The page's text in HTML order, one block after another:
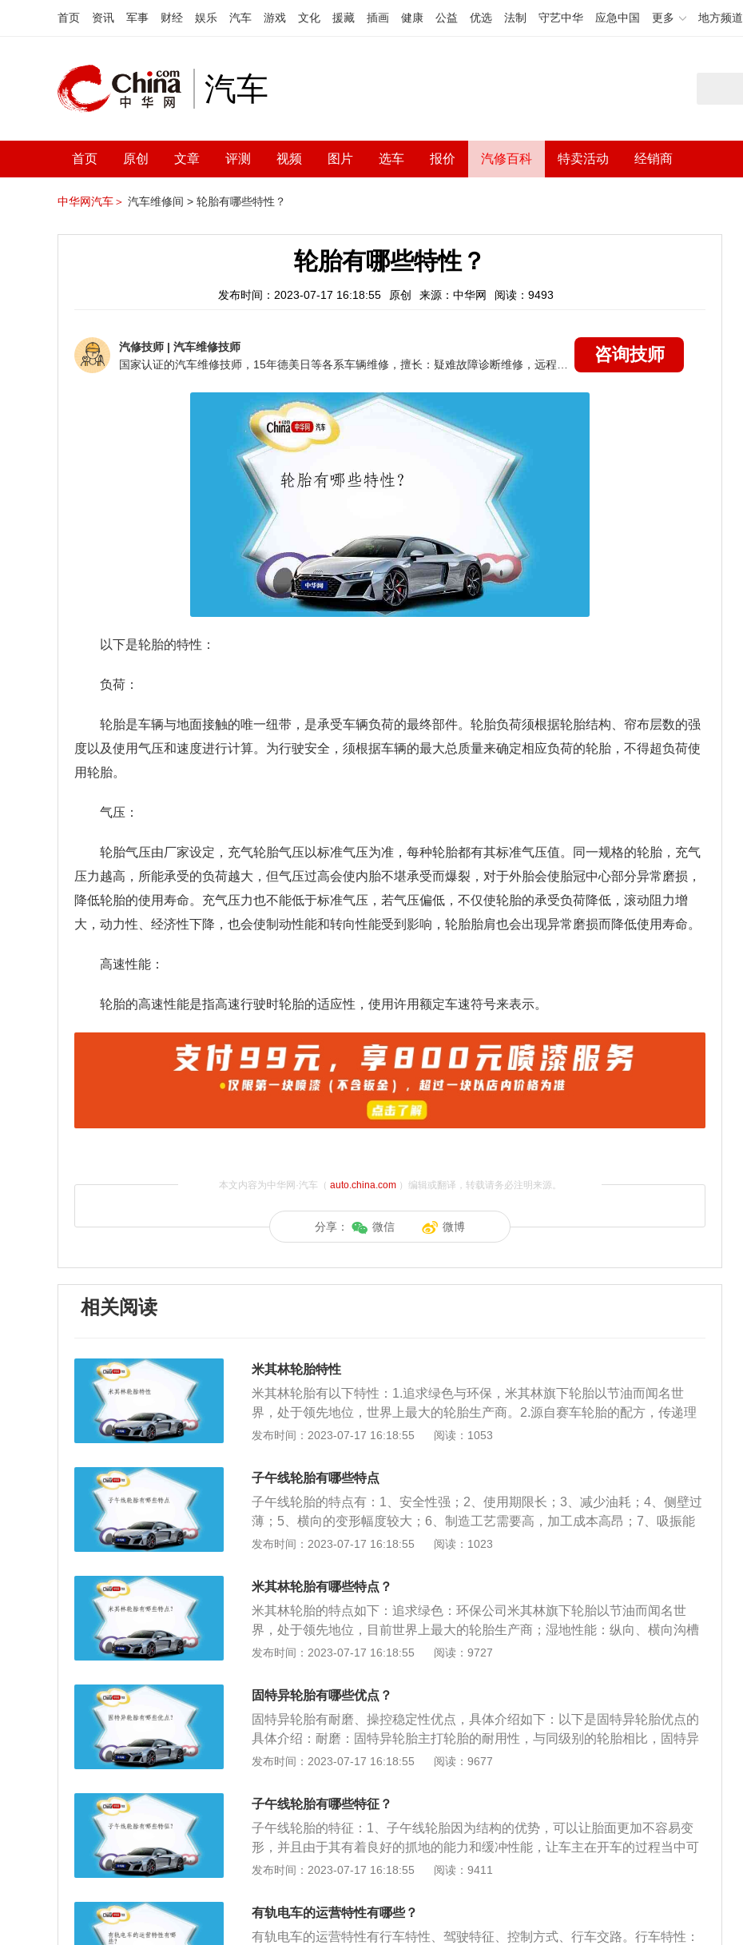
首页 资讯 军事 财经 娱乐 汽车 游戏 文化 援藏 插画 健康 公益 优选 法制 守艺中华 应急中国 更多 地方频道
汽车
首页 原创 文章 评测 视频 图片 选车 报价 汽修百科 特卖活动 经销商
中华网汽车＞ 汽车维修间 > 轮胎有哪些特性？
轮胎有哪些特性？
发布时间：2023-07-17 16:18:55 原创 来源：中华网 阅读：9493
汽修技师 | 汽车维修技师
咨询技师
以下是轮胎的特性：
负荷：
轮胎是车辆与地面接触的唯一纽带，是承受车辆负荷的最终部件。轮胎负荷须根据轮胎结构、帘布层数的强
度以及使用气压和速度进行计算。为行驶安全，须根据车辆的最大总质量来确定相应负荷的轮胎，不得超负荷使
用轮胎。
气压：
轮胎气压由厂家设定，充气轮胎气压以标准气压为准，每种轮胎都有其标准气压值。同一规格的轮胎，充气
压力越高，所能承受的负荷越大，但气压过高会使内胎不堪承受而爆裂，对于外胎会使胎冠中心部分异常磨损，
降低轮胎的使用寿命。充气压力也不能低于标准气压，若气压偏低，不仅使轮胎的承受负荷降低，滚动阻力增
大，动力性、经济性下降，也会使制动性能和转向性能受到影响，轮胎胎肩也会出现异常磨损而降低使用寿命。
高速性能：
轮胎的高速性能是指高速行驶时轮胎的适应性，使用许用额定车速符号来表示。
本文内容为中华网·汽车（ auto.china.com）编辑或翻译，转载请务必注明来源。
分享： 微信 微博
相关阅读
米其林轮胎特性
米其林轮胎有以下特性：1.追求绿色与环保，米其林旗下轮胎以节油而闻名世
界，处于领先地位，世界上最大的轮胎生产商。2.源自赛车轮胎的配方，传递理
想的抓地力，轮胎抓住地面，为驾驶者提供快速、及时的操控感受。轮胎达到工
能，纵向、横向沟槽相互贯通提高排水效率，带来出色的湿地抓地力。4.更舒适
全新先进的胶料配方使其具有更佳的吸振功能，不同的花纹块大小组合设计，令
驾乘更舒适。5.优化的胎面花纹块设计有效降低噪音带来宁静顺畅的驾乘感受，
带来理想的宁静性与舒适。6.优化的胎唇区域设计，更大的橡胶接地面积，使轮
胎接地面压力分布更加平均，以此获得更佳的稳定性。7.外侧胎肩区域宽大的花
向的沟槽可以快速将积水排出，始终保证胎面拥有足够的抓地力。8.当轮胎的磨
损比较严重的时候，虽然性能会明显下降，但破胎或是橡胶严重脱落的情况比较
少见。耐用性好。汽车的轮胎是汽车最重要的部件之一，轮胎的好坏直接影响行
一般来说静音舒适更适合家用，这种轮胎也相对比较省油。反之运动性胎一般抓
发布时间：2023-07-17 16:18:55 阅读：1053
子午线轮胎有哪些特点
子午线轮胎的特点有：1、安全性强；2、使用期限长；3、减少油耗；4、侧壁过
薄；5、横向的变形幅度较大；6、制造工艺需要高，加工成本高昂；7、吸振能
力差弱，胎面易于产生很大噪音。子午线轮胎优点：1、子午线轮胎，因为结构
力和缓冲特性，让车主在开车的过程之中，可以得到一种更好更稳定的体验；
2、因为它的径向弹性较为大，所以它的缓冲特性也比较好，负荷能力也相对较
为大。表冠设置钢带层，不易被尖锐物刺穿。总体而言。比普通轮胎的使用时间
高三成以上；3、其结构设计极大降低了行驶过程中车辆接到的滚动阻力，所以
可以大幅度减少燃料的消耗，燃油经济性大大提高。子午线轮胎是轮胎的一种结
R，俗称为钢丝轮胎。
发布时间：2023-07-17 16:18:55 阅读：1023
米其林轮胎有哪些特点？
米其林轮胎的特点如下：追求绿色：环保公司米其林旗下轮胎以节油而闻名世
界，处于领先地位，目前世界上最大的轮胎生产商；湿地性能：纵向、横向沟槽
相互贯通提高排水效率，带来出色的湿地抓地力；吸振功能：更舒适全新先进的
适；稳定性好：优化的胎唇区域设计，更大的橡胶接地面积，使轮胎接地面压力
分布更加平均，以此获得更佳的稳定性；拥有足够的抓地力：外侧胎肩区域宽大
的花纹块和花纹块稳定条设计，确保了高速转向时胎面花纹变形的最小化，而四
条纵向的沟槽可以快速将积水排出，始终保证胎面拥有足够的抓地力。
发布时间：2023-07-17 16:18:55 阅读：9727
固特异轮胎有哪些优点？
固特异轮胎有耐磨、操控稳定性优点，具体介绍如下：以下是固特异轮胎优点的
具体介绍：耐磨：固特异轮胎主打轮胎的耐用性，与同级别的轮胎相比，固特异
轮胎耐磨性相当出色。归功于固特异独特的高性能橡胶配方，再加上花纹的沟槽
公认抓地力最强的倍耐力轮胎，不仅可以保持很好的操控稳定性，而且在一定程
度上还能提高行车安全性。
发布时间：2023-07-17 16:18:55 阅读：9677
子午线轮胎有哪些特征？
子午线轮胎的特征：1、子午线轮胎因为结构的优势，可以让胎面更加不容易变
形，并且由于其有着良好的抓地的能力和缓冲性能，让车主在开车的过程当中可
以获得更好更稳定的体验；2、由于其径向弹性比较大，所以缓冲性能也比较
构设计大大降低了行驶过程中车辆收到的滚动阻力，可以大幅度降低燃料的消
耗，燃油经济性大大提高。
发布时间：2023-07-17 16:18:55 阅读：9411
有轨电车的运营特性有哪些？
有轨电车的运营特性有行车特性、驾驶特征、控制方式、行车交路。行车特性：